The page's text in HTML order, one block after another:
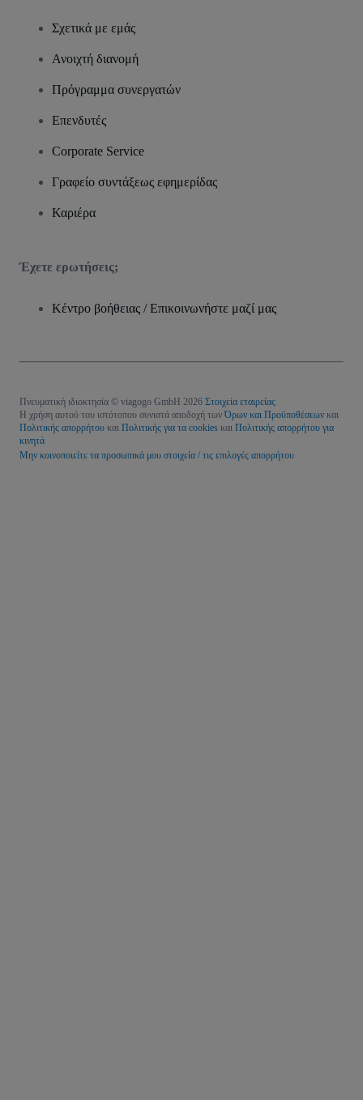
Σχετικά με εμάς
Ανοιχτή διανομή
Πρόγραμμα συνεργατών
Επενδυτές
Corporate Service
Γραφείο συντάξεως εφημερίδας
Καριέρα
Έχετε ερωτήσεις;
Κέντρο βοήθειας / Επικοινωνήστε μαζί μας
Πνευματική ιδιοκτησία © viagogo GmbH 2026 Στοιχεία εταιρείας
Η χρήση αυτού του ιστότοπου συνιστά αποδοχή τωνΌρων και Προϋποθέσεων και
Πολιτικής απορρήτου και Πολιτικής για τα cookies και Πολιτικής απορρήτου για
κινητά
Μην κοινοποιείτε τα προσωπικά μου στοιχεία / τις επιλογές απορρήτου